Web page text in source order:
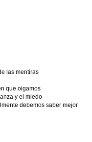
las mentiras
que oigamos
y el miedo
debemos saber mejor